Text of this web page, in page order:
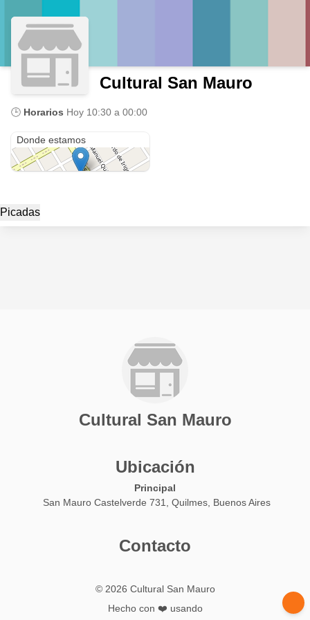
Cultural San Mauro
🕒 Horarios Hoy 10:30 a 00:00
Donde estamos
Picadas
Cultural San Mauro
Ubicación
Principal
San Mauro Castelverde 731, Quilmes, Buenos Aires
Contacto
© 2026 Cultural San Mauro
Hecho con ❤️ usando